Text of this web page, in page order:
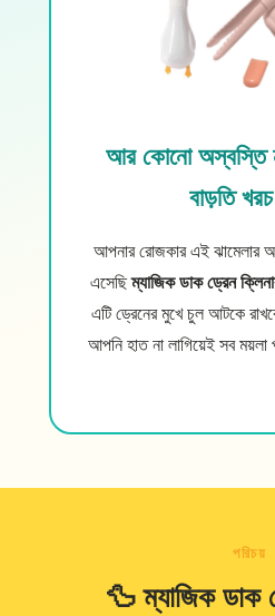
আর কোনো
বাড়তি
আপনার রোজকার এই ঝামেলার
এসেছিম্যাজিক ডাক ড্রেন
এটি ড্রেনের মুখে চুল আটকে
আপনি হাত না লাগিয়েই সব ময়লা
পরিচয়
🦆 ম্যাজিক ডাক